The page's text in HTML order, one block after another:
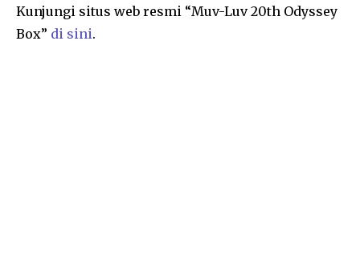
Kunjungi situs web resmi “Muv-Luv 20th Odyssey
Box” di sini.